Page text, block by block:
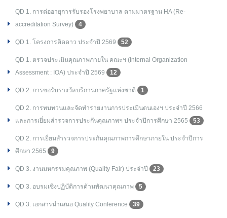
QD 1. การต่ออายุการรับรองโรงพยาบาล ตามมาตรฐาน HA (Re-
accreditation Survey)
4
QD 1. โครงการติดดาว ประจำปี 2569 52
QD 1. ตรวจประเมินคุณภาพภายใน คณะฯ (Internal Organization
Assessment : IOA) ประจำปี 2569
12
QD 2. การขอรับรางวัลบริการภาครัฐแห่งชาติ 1
QD 2. การทบทวนและจัดทำรายงานการประเมินตนเองฯ ประจำปี 2566
และการเยี่ยมสำรวจการประกันคุณภาพฯ ประจำปีการศึกษา 2565
53
QD 2. การเยี่ยมสำรวจการประกันคุณภาพการศึกษาภายใน ประจำปีการ
ศึกษา 2565
9
QD 3. งานมหกรรมคุณภาพ (Quality Fair) ประจำปี 23
QD 3. อบรมเชิงปฏิบัติการด้านพัฒนาคุณภาพ 5
QD 3. เอกสารนำเสนอ Quality Conference 39